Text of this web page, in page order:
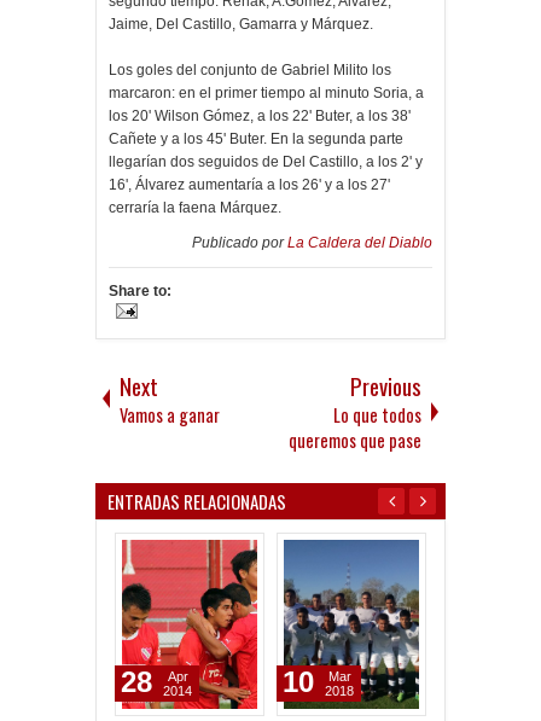
Jaime, Del Castillo, Gamarra y Márquez.
Los goles del conjunto de Gabriel Milito los
marcaron: en el primer tiempo al minuto Soria, a
los 20' Wilson Gómez, a los 22' Buter, a los 38'
Cañete y a los 45' Buter. En la segunda parte
llegarían dos seguidos de Del Castillo, a los 2' y
16', Álvarez aumentaría a los 26' y a los 27'
cerraría la faena Márquez.
Publicado porLa Caldera del Diablo
Share to:
Next
Vamos a ganar
Previous
Lo que todos
queremos que pase
ENTRADAS RELACIONADAS
28
Apr
2014
10
Mar
2018